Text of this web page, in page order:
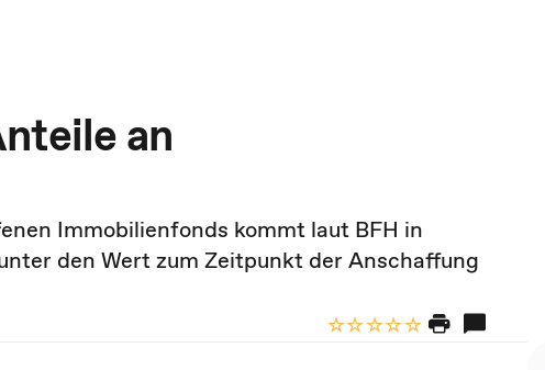
an
Immobilienfonds kommt laut BFH in
den Wert zum Zeitpunkt der Anschaffung